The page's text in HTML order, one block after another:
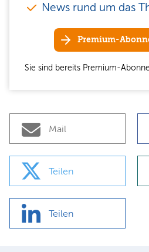
News rund um das
Premium-
Sie sind bereits Premium-
Mail
Teilen
Teilen